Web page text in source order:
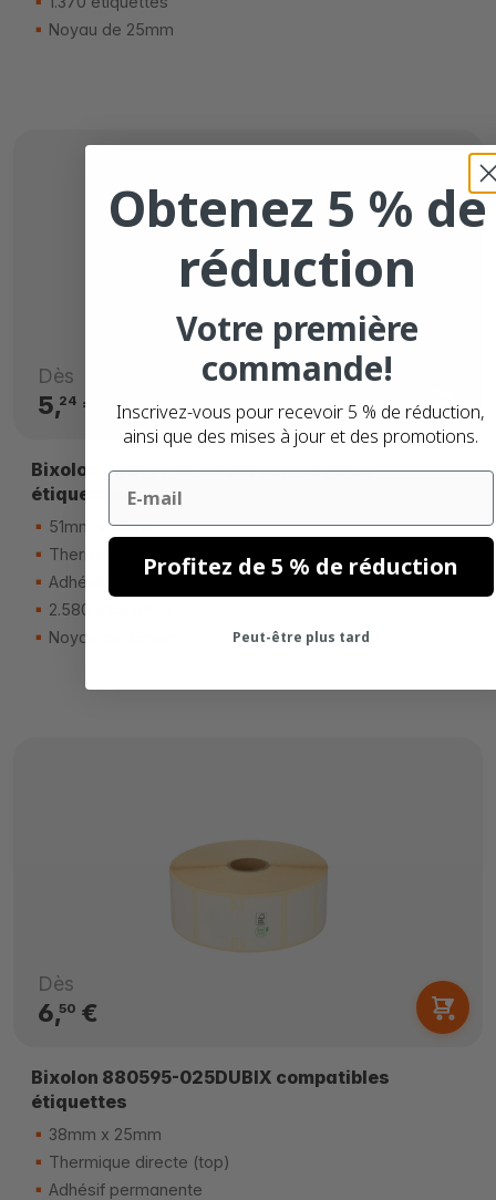
Noyau de 25mm
Dès
5,24€
Bixolon 880199-025DBIX compatibles
étiquettes
51mm x 25mm
Thermique directe (top)
Adhésif permanente
2.580 étiquettes
Noyau de 25mm
Dès
6,50€
Bixolon 880595-025DUBIX compatibles
étiquettes
38mm x 25mm
Thermique directe (top)
Adhésif permanente
Obtenez 5 % de
réduction
Votre première
commande!
Inscrivez-vous pour recevoir 5 % de réduction,
ainsi que des mises à jour et des promotions.
Email
Profitez de 5 % de réduction
Peut-être plus tard